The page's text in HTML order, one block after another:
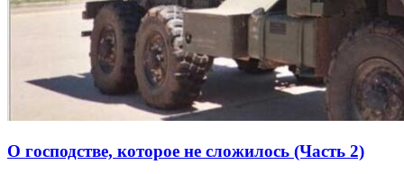
О господстве, которое не сложилось (Часть 2)